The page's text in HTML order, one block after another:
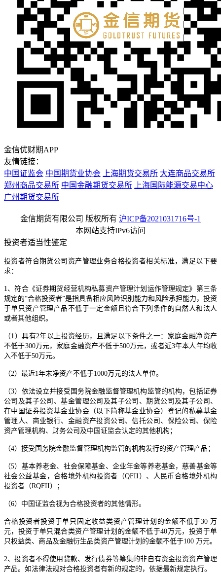
金信优财期APP
友情链接：
中国证监会 中国期货业协会 上海期货交易所 大连商品交易所
郑州商品交易所 中国金融期货交易所
上海国际能源交易中心
广州期货交易所
金信期货有限公司 版权所有 沪ICP备2021031716号-1
本网站支持IPv6访问
投资者适当性鉴定
投资者符合期货公司资产管理业务合格投资者相关标准，满足以下要
求：
1、符合《证券期货经营机构私募资产管理计划运作管理规定》第三条
规定的“合格投资者”是指具备相应风险识别能力和风险承担能力，投资
于单只资产管理产品不低于一定金额且符合下列条件的自然人和法人
或者其他组织。
（1）具有2年以上投资经历，且满足以下条件之一：家庭金融净资产
不低于300万元，家庭金融资产不低于500万元，或者近3年本人年均收
入不低于50万元。
（2）最近1年末净资产不低于1000万元的法人单位。
（3）依法设立并接受国务院金融监督管理机构监管的机构，包括证券
公司及其子公司、基金管理公司及其子公司、期货公司及其子公司、
在中国证券投资基金业协会（以下简称基金业协会）登记的私募基金
管理人、商业银行、金融资产投资公司、信托公司、保险公司、保险
资产管理机构、财务公司及中国证监会认定的其他机构；
（4）接受国务院金融监督管理机构监管的机构发行的资产管理产品；
（5）基本养老金、社会保障基金、企业年金等养老基金，慈善基金等
社会公益基金，合格境外机构投资者（QFII）、人民币合格境外机构
投资者（RQFII）；
（6）中国证监会视为合格投资者的其他情形。
合格投资者投资于单只固定收益类资产管理计划的金额不低于30 万
元，投资于单只混合类资产管理计划的金额不低于40万元，投资于单
只权益类、商品及金融衍生品类资产管理计划的金额不低于100 万元。
2、投资者不得使用贷款、发行债券等筹集的非自有资金投资资产管理
产品。如法律法规对合格投资者有新的规定的，依据最新规定执行。